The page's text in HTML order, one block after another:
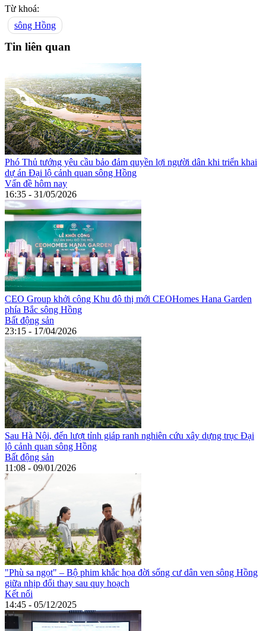
Từ khoá:
sông Hồng
Tin liên quan
Phó Thủ tướng yêu cầu bảo đảm quyền lợi người dân khi triển khai
dự án Đại lộ cảnh quan sông Hồng
Vấn đề hôm nay
16:35 - 31/05/2026
CEO Group khởi công Khu đô thị mới CEOHomes Hana Garden
phía Bắc sông Hồng
Bất động sản
23:15 - 17/04/2026
Sau Hà Nội, đến lượt tỉnh giáp ranh nghiên cứu xây dựng trục Đại
lộ cảnh quan sông Hồng
Bất động sản
11:08 - 09/01/2026
"Phù sa ngọt" – Bộ phim khắc họa đời sống cư dân ven sông Hồng
giữa nhịp đổi thay sau quy hoạch
Kết nối
14:45 - 05/12/2025